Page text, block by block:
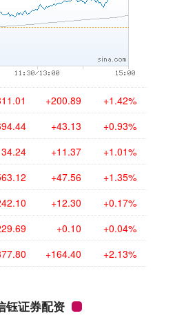
+200.89 +1.42%
+43.13 +0.93%
+11.37 +1.01%
+47.56 +1.35%
+12.30 +0.17%
+0.10 +0.04%
+164.40 +2.13%
钰证券配资